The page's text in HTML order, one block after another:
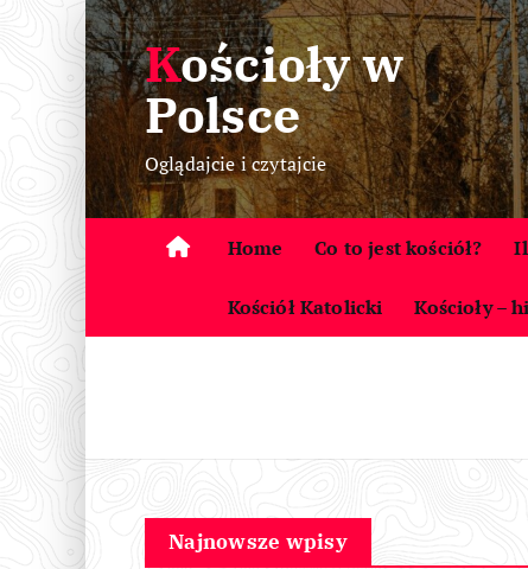
S
k
i
p
t
c
e
Kościoły w
Polsce
Oglądajcie i czytajcie
Home Co to jest kościół?
Kościół Katolicki Kościoły –
Najnowsze wpisy